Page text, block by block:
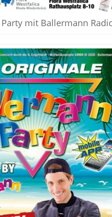
mit Ballermann